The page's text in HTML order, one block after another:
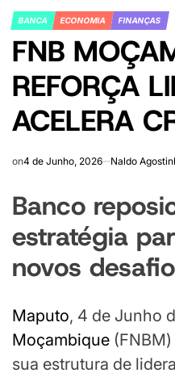
POSTED
IN
BANCA ECONOMIA FINANÇAS
FNB
REFORÇA
ACELERA
on4 de Junho, 2026 Naldo
Banco
estratégia
novos
Maputo, 4 de Junho
Moçambique
sua estrutura de